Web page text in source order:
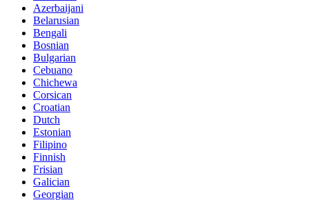
Azerbaijani
Belarusian
Bengali
Bosnian
Bulgarian
Cebuano
Chichewa
Corsican
Croatian
Dutch
Estonian
Filipino
Finnish
Frisian
Galician
Georgian